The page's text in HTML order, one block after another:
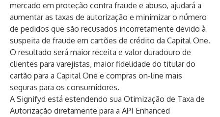
mercado em proteção contra fraude e abuso, ajudará a
aumentar as taxas de autorização e minimizar o número
de pedidos que são recusados ​​incorretamente devido à
suspeita de fraude em cartões de crédito da Capital One.
O resultado será maior receita e valor duradouro de
clientes para varejistas, maior fidelidade do titular do
cartão para a Capital One e compras on-line mais
seguras para os consumidores.
A Signifyd está estendendo sua Otimização de Taxa de
Autorização diretamente para a API Enhanced